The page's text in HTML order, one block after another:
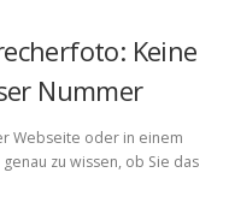
Keine
Nummer
Webseite oder in einem
zu wissen, ob Sie das